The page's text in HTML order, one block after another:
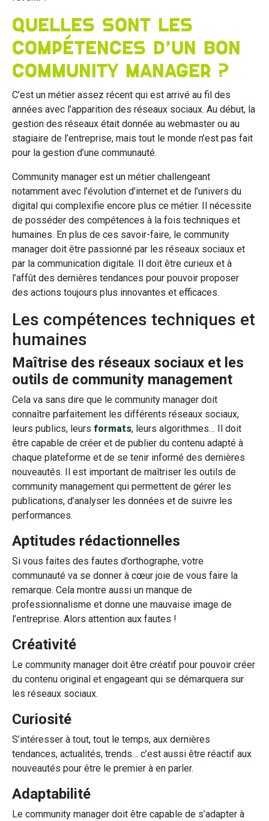
Quelles sont les
compétences d’un bon
community manager ?
C’est un métier assez récent qui est arrivé au fil des
années avec l’apparition des réseaux sociaux. Au début, la
gestion des réseaux était donnée au webmaster ou au
stagiaire de l’entreprise, mais tout le monde n’est pas fait
pour la gestion d’une communauté.
Community manager est un métier challengeant
notamment avec l’évolution d’internet et de l’univers du
digital qui complexifie encore plus ce métier. Il nécessite
de posséder des compétences à la fois techniques et
humaines. En plus de ces savoir-faire, le community
manager doit être passionné par les réseaux sociaux et
par la communication digitale. Il doit être curieux et à
l’affût des dernières tendances pour pouvoir proposer
des actions toujours plus innovantes et efficaces.
Les compétences techniques et
humaines
Maîtrise des réseaux sociaux et les
outils de community management
Cela va sans dire que le community manager doit
connaître parfaitement les différents réseaux sociaux,
leurs publics, leurs formats, leurs algorithmes… Il doit
être capable de créer et de publier du contenu adapté à
chaque plateforme et de se tenir informé des dernières
nouveautés. Il est important de maîtriser les outils de
community management qui permettent de gérer les
publications, d’analyser les données et de suivre les
performances.
Aptitudes rédactionnelles
Si vous faites des fautes d’orthographe, votre
communauté va se donner à cœur joie de vous faire la
remarque. Cela montre aussi un manque de
professionnalisme et donne une mauvaise image de
l’entreprise. Alors attention aux fautes !
Créativité
Le community manager doit être créatif pour pouvoir créer
du contenu original et engageant qui se démarquera sur
les réseaux sociaux.
Curiosité
S’intéresser à tout, tout le temps, aux dernières
tendances, actualités, trends… c’est aussi être réactif aux
nouveautés pour être le premier à en parler.
Adaptabilité
Le community manager doit être capable de s’adapter à